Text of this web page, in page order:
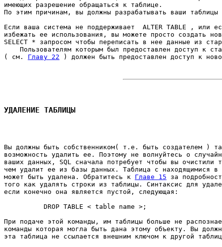
имеющих разрешение обращаться к таблице.
По этим причинам, вы должны разрабатывать ваши
Если ваша система не поддерживает  ALTER TABLE , или
избежать ее использования, вы можете просто создать
SELECT * запросом чтобы переписать в нее данные из
Пользователям которым был предоставлен доступ к
( см. Главу 22 ) должен быть предоставлен доступ к
УДАЛЕНИЕ ТАБЛИЦЫ
Вы должны быть собственником( т.е. быть создателем )
возможность удалить ее. Поэтому не волнуйтесь о
ваших данных, SQL сначала потребует чтобы вы очистили
чем удалит ее из базы данных. Таблица с находящимися
может быть удалена. Обратитесь к Главе 15 за
того как удалять строки из таблицы. Синтаксис для
если конечно она является пустой, следующая:
          DROP TABLE < table name >;
При подаче этой команды, им таблицы больше не
команды которая могла быть дана этому объекту. Вы
эта таблица не ссылается внешним ключом к другой